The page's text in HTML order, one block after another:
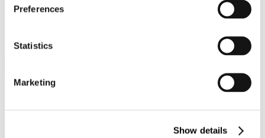
Preferences
Statistics
Marketing
Show details
LE FORESTE EUROPEE CRESCONO DI UN’AREA
PARI A 1.5 MILIONI DI CAMPI DA CALCIO OGNI
TWOSIDES - IL LATO VERDE DELLA CARTA
Campagne di comunicazione
LE FORESTE EUROPEE CRESCONO